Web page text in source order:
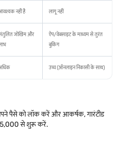
नहीं है लागू नहीं
जोखिम और
ऐप/वेबसाइट के माध्यम से तुरंत
बुकिंग
उच्च (ऑनलाइन निकासी के साथ)
पैसे को लॉक करें और आकर्षक, गारंटीड
15,000 से शुरू करें.